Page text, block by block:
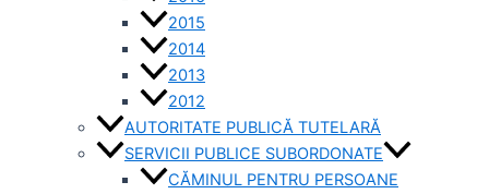
2015
2014
2013
2012
AUTORITATE PUBLICĂ TUTELARĂ
SERVICII PUBLICE SUBORDONATE
CĂMINUL PENTRU PERSOANE